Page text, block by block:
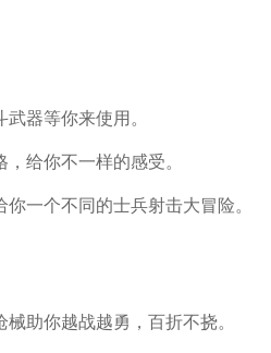
器等你来使用。
给你不一样的感受。
一个不同的士兵射击大冒险。
助你越战越勇，百折不挠。